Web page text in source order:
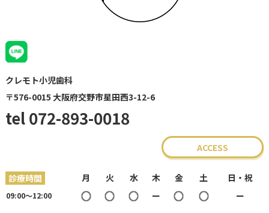
クレモト小児歯科
〒576-0015 大阪府交野市星田西3-12-6
tel 072-893-0018
ACCESS
診療時間 月 火 水 木 金 土 日・祝
09:00〜12:00 ○ ○ ○ ー ○ ○ ー